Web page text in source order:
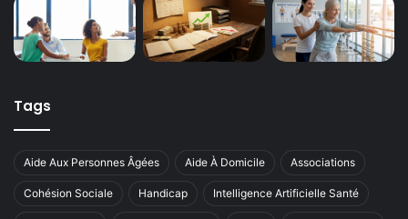
Tags
Aide Aux Personnes Âgées Aide À Domicile Associations
Cohésion Sociale Handicap Intelligence Artificielle Santé